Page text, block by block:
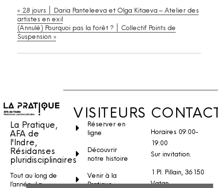
« 28 jours ׀ Daria Panteleeva et Olga Kitaeva – Atelier des
artistes en exil
(Annulé) Pourquoi pas la forêt ? ׀ Collectif Points de
Suspension »
La Pratique,
AFA de
l'Indre,
Résidanses
pluridisciplinaires
Tout au long de
l’année, La
VISITEURS
Réserver en
ligne
Découvrir
notre histoire
Venir à la
Pratique
Horaires 09:00-
19:00
Sur invitation.
1 Pl. Pillain, 36150
Vatan